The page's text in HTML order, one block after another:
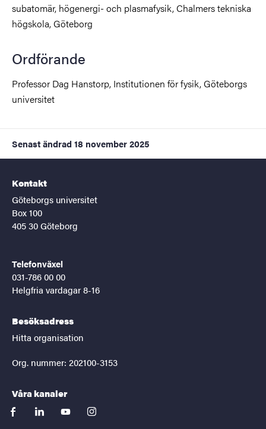
subatomär, högenergi- och plasmafysik, Chalmers tekniska
högskola, Göteborg
Ordförande
Professor Dag Hanstorp, Institutionen för fysik, Göteborgs
universitet
Senast ändrad 18 november 2025
Kontakt
Göteborgs universitet
Box 100
405 30 Göteborg
Telefonväxel
031-786 00 00
Helgfria vardagar 8-16
Besöksadress
Hitta organisation
Org. nummer: 202100-3153
Våra kanaler
facebooklinkedinyoutubeinstagram